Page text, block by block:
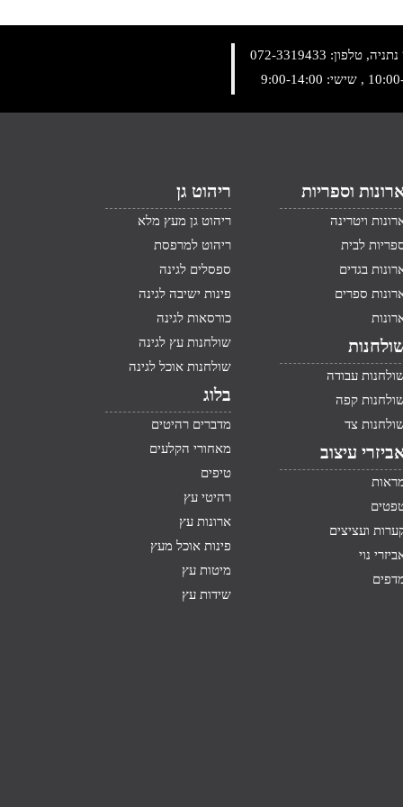
072-3319433
וספריות
ויטרינה
לבית
בגדים
ספרים
עבודה
קפה
צד
עיצוב
ועציצים
נוי
ריהוט גן
ריהוט גן מעץ מלא
ריהוט למרפסת
ספסלים לגינה
פינות ישיבה לגינה
כורסאות לגינה
שולחנות עץ לגינה
שולחנות אוכל לגינה
בלוג
מדברים רהיטים
מאחורי הקלעים
טיפים
רהיטי עץ
ארונות עץ
פינות אוכל מעץ
מיטות עץ
שידות עץ